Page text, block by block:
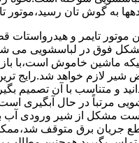
به گوش تان رﺳﯿﺪ،ﻣﻮﺗﻮر
ﻣﻮﺗﻮر ﺗﺎﯾﻤﺮ و
ﻓﻮق در لباسشویی می
ﻣﺎﺷﯿﻦ ﺧﺎﻣﻮش
شیر لازم خواهد شد.رایج
و متناسب با آن تصمیم
مرتباً در ﺣﺎل
مشکل از شیر ورودی آب
جریان برق متوقف